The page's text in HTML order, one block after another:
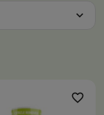
expand_more
favorite_border